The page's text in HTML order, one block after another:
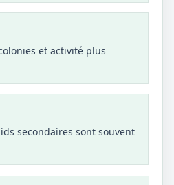
et activité plus
secondaires sont souvent